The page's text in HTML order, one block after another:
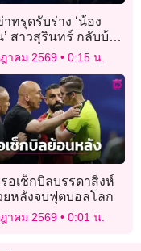
าทรุดรับร่าง ‘น้อง
สาวสุรินทร์ กลับบ้าน
งประสบเหตุ
ฏกรรมไฟไหม้โรง
าคม 2569 0:15 น.
รอเช็กบิลบรรดาสิงห์
ยหลังจบฟุตบอลโลก
าคม 2569 0:01 น.